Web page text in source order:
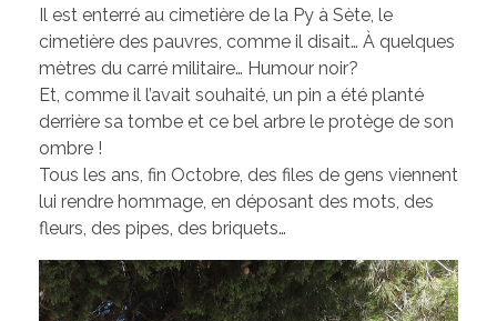
Il est enterré au cimetière de la Py à Sète, le
cimetière des pauvres, comme il disait… À quelques
mètres du carré militaire… Humour noir?
Et, comme il l’avait souhaité, un pin a été planté
derrière sa tombe et ce bel arbre le protège de son
ombre !
Tous les ans, fin Octobre, des files de gens viennent
lui rendre hommage, en déposant des mots, des
fleurs, des pipes, des briquets…